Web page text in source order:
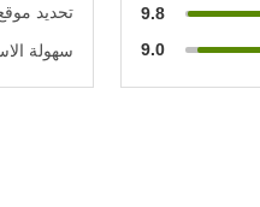
9.8
9.0
تحديد
سهولة